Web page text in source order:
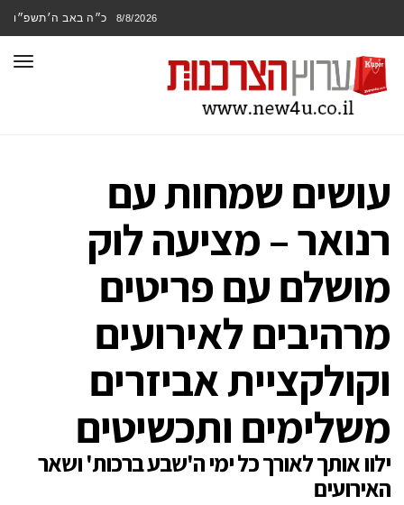
8/8/2026 כ״ה באב ה׳תשפ״ו
עושים שמחות עם
רנואר – מציעה לוק
מושלם עם פריטים
מרהיבים לאירועים
וקולקציית אביזרים
משלימים ותכשיטים
ילוו אותך לאורך כל ימי ה'שבע ברכות' ושאר
האירועים